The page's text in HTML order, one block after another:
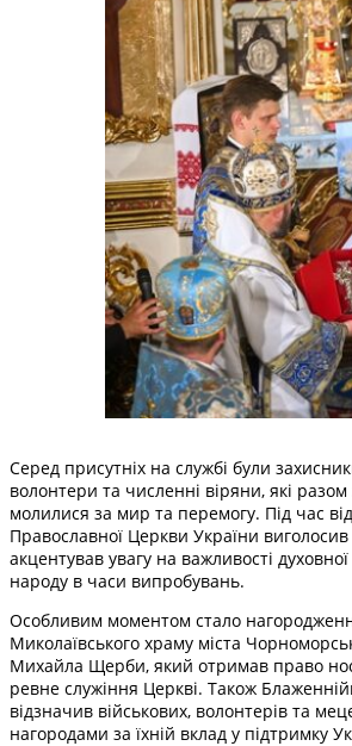
Серед присутніх на службі були
волонтери та численні віряни, які
молилися за мир та перемогу. Під час
Православної Церкви України виголосив
акцентував увагу на важливості духовної
народу в часи випробувань.
Особливим моментом стало
Миколаївського храму міста
Михайла Щерби, який отримав право
ревне служіння Церкві. Також
відзначив військових, волонтерів та
нагородами за їхній вклад у підтримку